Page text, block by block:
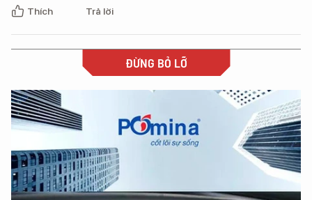
Thích Trả lời
ĐỪNG BỎ LỠ